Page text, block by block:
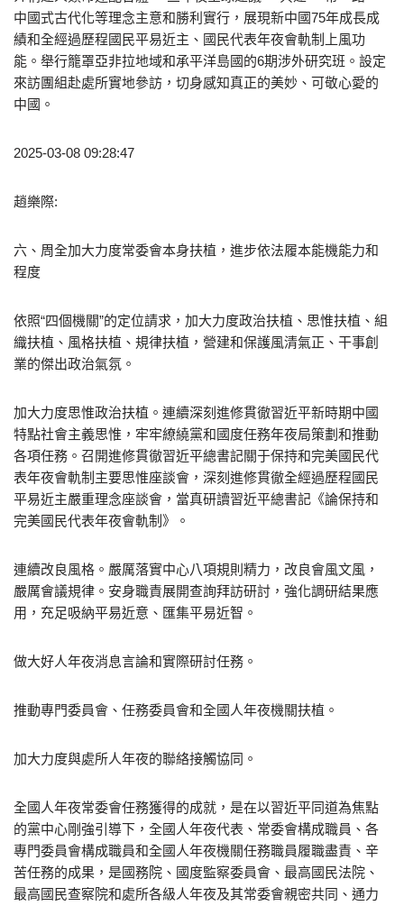
中國式古代化等理念主意和勝利實行，展現新中國75年成長成
績和全經過歷程國民平易近主、國民代表年夜會軌制上風功
能。舉行籠罩亞非拉地域和承平洋島國的6期涉外研究班。設定
來訪團組赴處所實地參訪，切身感知真正的美妙、可敬心愛的
中國。
2025-03-08 09:28:47
趙樂際:
六、周全加大力度常委會本身扶植，進步依法履本能機能力和
程度
依照“四個機關”的定位請求，加大力度政治扶植、思惟扶植、組
織扶植、風格扶植、規律扶植，營建和保護風清氣正、干事創
業的傑出政治氣氛。
加大力度思惟政治扶植。連續深刻進修貫徹習近平新時期中國
特點社會主義思惟，牢牢繚繞黨和國度任務年夜局策劃和推動
各項任務。召開進修貫徹習近平總書記關于保持和完美國民代
表年夜會軌制主要思惟座談會，深刻進修貫徹全經過歷程國民
平易近主嚴重理念座談會，當真研讀習近平總書記《論保持和
完美國民代表年夜會軌制》。
連續改良風格。嚴厲落實中心八項規則精力，改良會風文風，
嚴厲會議規律。安身職責展開查詢拜訪研討，強化調研結果應
用，充足吸納平易近意、匯集平易近智。
做大好人年夜消息言論和實際研討任務。
推動專門委員會、任務委員會和全國人年夜機關扶植。
加大力度與處所人年夜的聯絡接觸協同。
全國人年夜常委會任務獲得的成就，是在以習近平同道為焦點
的黨中心剛強引導下，全國人年夜代表、常委會構成職員、各
專門委員會構成職員和全國人年夜機關任務職員履職盡責、辛
苦任務的成果，是國務院、國度監察委員會、最高國民法院、
最高國民查察院和處所各級人年夜及其常委會親密共同、通力